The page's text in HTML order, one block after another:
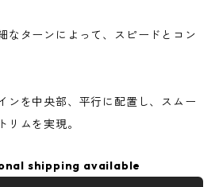
なターンによって、スピードとコン
ンを中央部、平行に配置し、スムー
リムを実現。
shipping available